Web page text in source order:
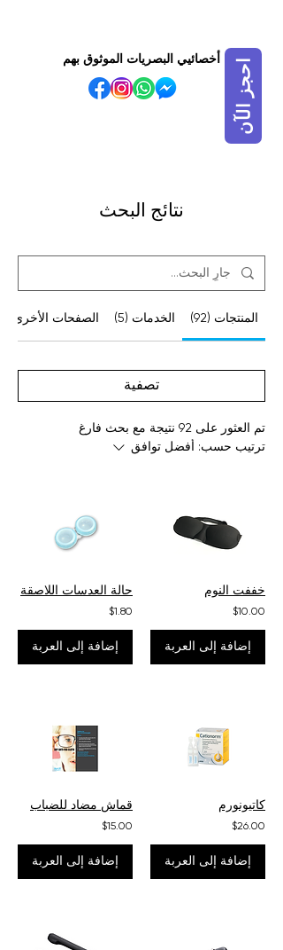
أخصائيي البصريات الموثوق بهم احجز الآن
نتائج البحث
المنتجات (92) الخدمات (5) الصفحات الأخرى (25)
تصفية
تم العثور على 92 نتيجة مع بحث فارغ
ترتيب حسب:
أفضل توافق
خففت النوم
$10.00
إضافة إلى العربة
حالة العدسات اللاصقة
$1.80
إضافة إلى العربة
كاتيونورم
$26.00
إضافة إلى العربة
قماش مضاد للضباب
$15.00
إضافة إلى العربة